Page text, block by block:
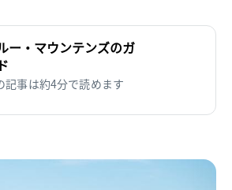
ー・マウンテンズのガ
記事は約4分で読めます